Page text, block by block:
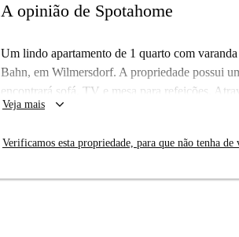
A opinião de Spotahome
Um lindo apartamento de 1 quarto com
Bahn, em Wilmersdorf. A propriedade possui
encontrará sofá, TV e mesa para refeições.
pequena mesa. A cozinha tem tudo o que você
chuveiro e uma máquina de lavar.
Wilmersdorf é um bairro movimentado e bem
Veja mais keyboard_arrow_down
Verificamos esta propriedade, para que não tenha de